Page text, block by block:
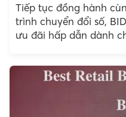
Tiếp tục đồng hành
trình chuyển đổi số,
ưu đãi hấp dẫn dành